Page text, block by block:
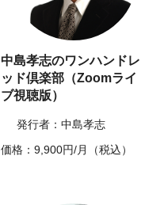
中島孝志のワンハンドレ
ッド倶楽部（Zoomライ
ブ視聴版）
発行者：中島孝志
価格：9,900円/月（税込）